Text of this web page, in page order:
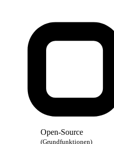
Open-Source
(Grundfunktionen)